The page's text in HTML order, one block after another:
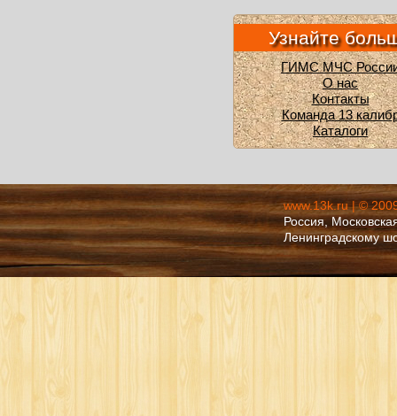
Узнайте
ГИМС МЧС
О нас
Контакты
Команда 13
Каталоги
www.13k.ru | ©
Россия,
Ленинградскому